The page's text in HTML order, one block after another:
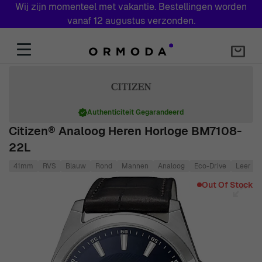
Wij zijn momenteel met vakantie. Bestellingen worden
vanaf 12 augustus verzonden.
Citizen® Analoog Heren Horloge BM7108-
22L
Authenticiteit Gegarandeerd
41mm RVS Blauw Rond Mannen Analoog Eco-Drive Leer
Out Of Stock
Click to view image in fullscreen